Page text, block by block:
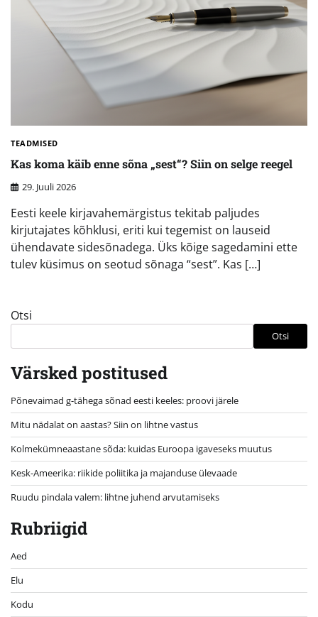
TEADMISED
Kas koma käib enne sõna „sest“? Siin on selge reegel
29. Juuli 2026
Eesti keele kirjavahemärgistus tekitab paljudes
kirjutajates kõhklusi, eriti kui tegemist on lauseid
ühendavate sidesõnadega. Üks kõige sagedamini ette
tulev küsimus on seotud sõnaga “sest”. Kas […]
Otsi
Otsi
Värsked postitused
Põnevaimad g-tähega sõnad eesti keeles: proovi järele
Mitu nädalat on aastas? Siin on lihtne vastus
Kolmekümneaastane sõda: kuidas Euroopa igaveseks muutus
Kesk-Ameerika: riikide poliitika ja majanduse ülevaade
Ruudu pindala valem: lihtne juhend arvutamiseks
Rubriigid
Aed
Elu
Kodu